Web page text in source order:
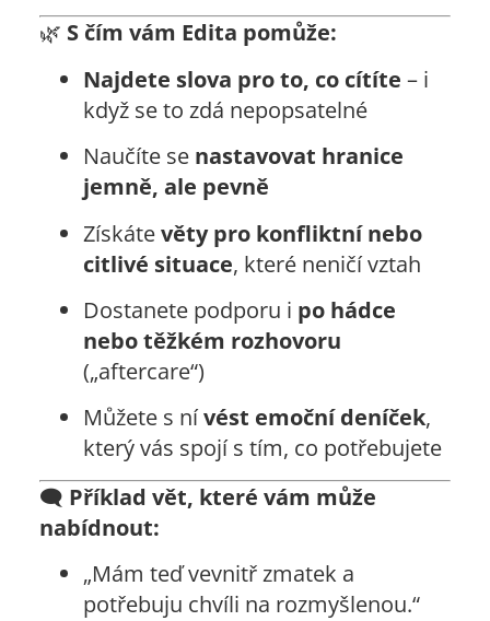
🌿 S čím vám Edita pomůže:
Najdete slova pro to, co cítíte – i
když se to zdá nepopsatelné
Naučíte se nastavovat hranice
jemně, ale pevně
Získátevěty pro konfliktní nebo
citlivé situace, které neničí vztah
Dostanete podporu i po hádce
nebo těžkém rozhovoru
(„aftercare“)
Můžete s nívést emoční deníček,
který vás spojí s tím, co potřebujete
🗨️ Příklad vět, které vám může
nabídnout:
„Mám teď vevnitř zmatek a
potřebuju chvíli na rozmyšlenou.“